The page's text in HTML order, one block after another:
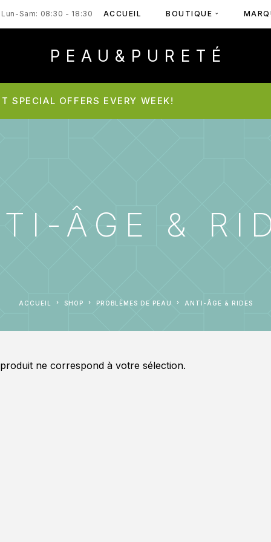
Sam: 08:30 - 18:30 ACCUEIL BOUTIQUE
PEAU&PURETÉ
SPECIAL OFFERS EVERY WEEK!
ÂGE &
ACCUEIL SHOP PROBLÈMES DE PEAU ANTI-ÂGE & RIDES
ne correspond à votre sélection.